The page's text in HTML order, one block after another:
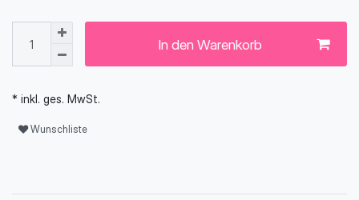
In den Warenkorb
* inkl. ges. MwSt.
Wunschliste